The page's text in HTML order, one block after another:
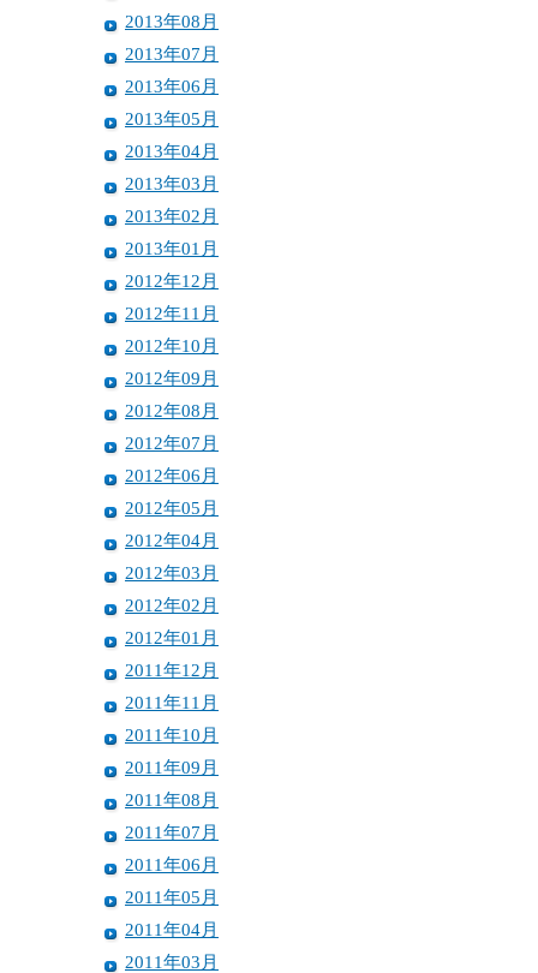
2013年08月
2013年07月
2013年06月
2013年05月
2013年04月
2013年03月
2013年02月
2013年01月
2012年12月
2012年11月
2012年10月
2012年09月
2012年08月
2012年07月
2012年06月
2012年05月
2012年04月
2012年03月
2012年02月
2012年01月
2011年12月
2011年11月
2011年10月
2011年09月
2011年08月
2011年07月
2011年06月
2011年05月
2011年04月
2011年03月